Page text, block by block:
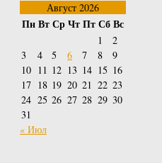
Август 2026
ПнВтСрЧтПтСбВс
1
2
3
4 5 6 7 8
9
10 11 12 13 14 15 16
17 18 19 20 21 22 23
24 25 26 27 28 29 30
31
« Июл